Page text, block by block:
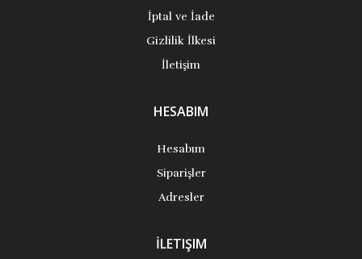
İptal ve İade
Gizlilik İlkesi
İletişim
HESABIM
Hesabım
Siparişler
Adresler
İLETIŞIM